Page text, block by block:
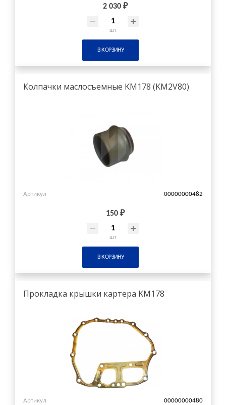
2 030 ₽
шт
В КОРЗИНУ
Колпачки маслосъемные KM178 (KM2V80)
Артикул 00000000482
150 ₽
шт
В КОРЗИНУ
Прокладка крышки картера KM178
Артикул 00000000480